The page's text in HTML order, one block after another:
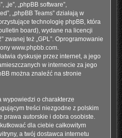
„je”, „phpBB software”,
„phpBB Teams” działają w
technologię phpBB, która
board), wydane na licencji
” zwanej też „GPL”. Oprogramowanie
www.phpbb.com.
dyskusje przez internet, a jego
w internecie za jego
można znaleźć na stronie
wypowiedzi o charakterze
treści niezgodne z polskim
autorskie i dobra osobiste.
dla ciebie całkowitym
a twój dostawca internetu